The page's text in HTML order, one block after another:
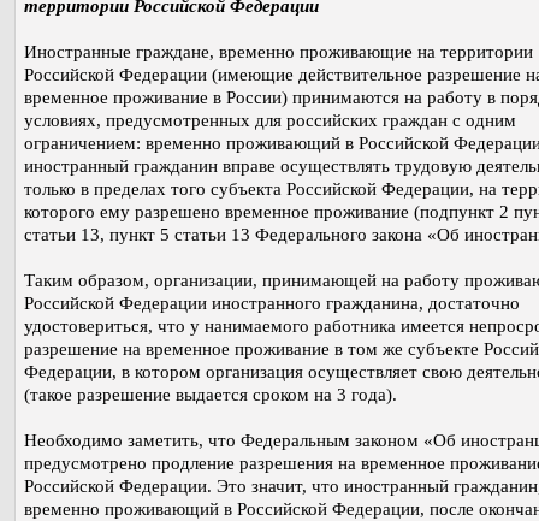
территории Российской Федерации
Иностранные граждане, временно проживающие на территории
Российской Федерации (имеющие действительное разрешение
временное проживание в России) принимаются на работу в
условиях, предусмотренных для российских граждан с одним
ограничением: временно проживающий в Российской
иностранный гражданин вправе осуществлять трудовую
только в пределах того субъекта Российской Федерации, на
которого ему разрешено временное проживание (подпункт 2
статьи 13, пункт 5 статьи 13 Федерального закона «Об
Таким образом, организации, принимающей на работу
Российской Федерации иностранного гражданина, достаточно
удостовериться, что у нанимаемого работника имеется
разрешение на временное проживание в том же субъекте
Федерации, в котором организация осуществляет свою
(такое разрешение выдается сроком на 3 года).
Необходимо заметить, что Федеральным законом «Об
предусмотрено продление разрешения на временное
Российской Федерации. Это значит, что иностранный
временно проживающий в Российской Федерации, после